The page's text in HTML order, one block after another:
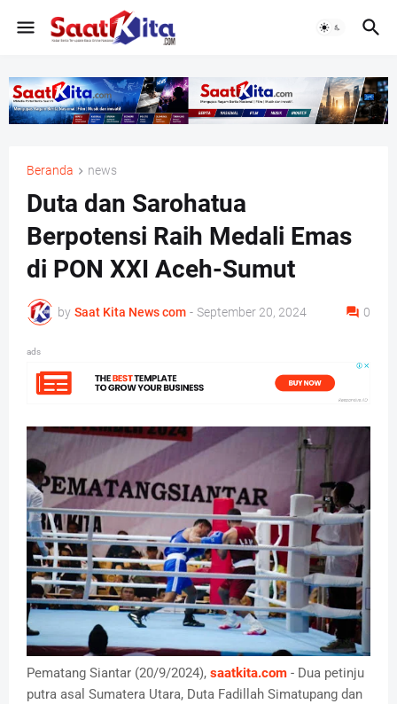
Beranda news
Duta dan Sarohatua
Berpotensi Raih Medali Emas
di PON XXI Aceh-Sumut
by Saat Kita News com - September 20, 2024 0
ads
Pematang Siantar (20/9/2024), saatkita.com - Dua petinju
putra asal Sumatera Utara, Duta Fadillah Simatupang dan